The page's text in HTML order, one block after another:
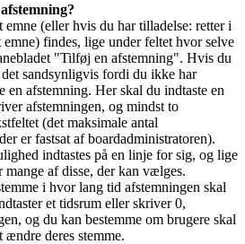
(eller hvis du har tilladelse: retter i
findes, lige under feltet hvor selve
"Tilføj en afstemning". Hvis du
sandsynligvis fordi du ikke har
en afstemning. Her skal du indtaste en
afstemningen, og mindst to
(det maksimale antal
er fastsat af boardadministratoren).
indtastes på en linje for sig, og lige
mange af disse, der kan vælges.
i hvor lang tid afstemningen skal
et tidsrum eller skriver 0,
og du kan bestemme om brugere skal
deres stemme.